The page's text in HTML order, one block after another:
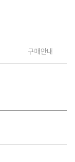
구매안내